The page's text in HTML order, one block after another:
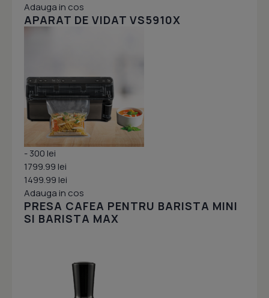
Adauga in cos
APARAT DE VIDAT VS5910X
- 300 lei
1799.99 lei
1499.99 lei
Adauga in cos
PRESA CAFEA PENTRU BARISTA MINI
SI BARISTA MAX